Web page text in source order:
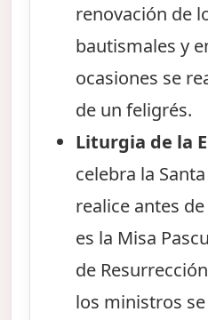
renovación de
bautismales y
ocasiones se
de un feligrés.
Liturgia de la
celebra la
realice antes
es la Misa
de
los ministros